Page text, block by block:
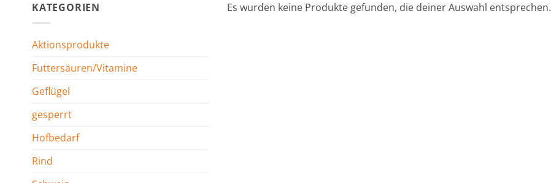
KATEGORIEN
Aktionsprodukte
Futtersäuren/Vitamine
Geflügel
gesperrt
Hofbedarf
Rind
Es wurden keine Produkte gefunden, die deiner Auswahl entsprechen.